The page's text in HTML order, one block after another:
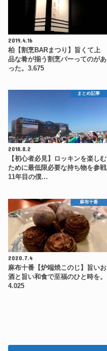
2019.4.16
柏【割烹BARまつり】旨くて上
品な肴が揃う割烹バーってのがあ
った。3.675
まとめ記事
2018.8.2
【初心者必見】ロッキンを楽しむ
ために最低限必要な持ち物を参戦
11年目の僕…
麻布十番
2020.7.4
麻布十番【炉端焼このじ】旨いお
酒と旨い和食で至福のひと時を。
4.025